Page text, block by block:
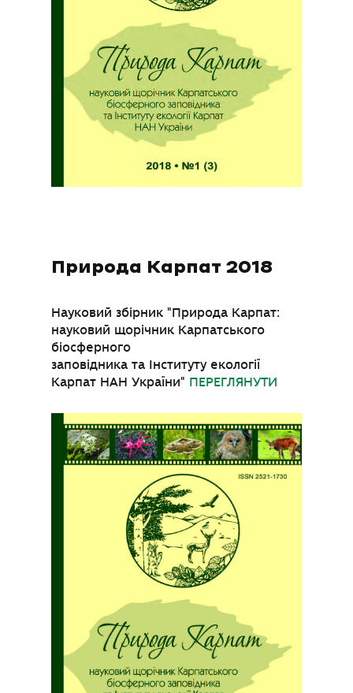
Природа Карпат 2018
Науковий збірник "Природа Карпат:
науковий щорічник Карпатського
біосферного
заповідника та Інституту екології
Карпат НАН України" ПЕРЕГЛЯНУТИ